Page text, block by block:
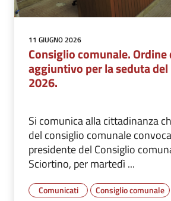
11 GIUGNO 2026
Consiglio comunale.
aggiuntivo per la seduta
2026.
Si comunica alla cittadinanza
del consiglio comunale
presidente del Consiglio
Sciortino, per martedì ...
Comunicati Consiglio comunale